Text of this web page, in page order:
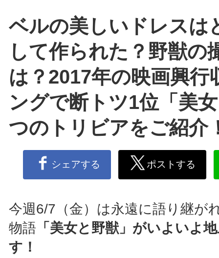
ベルの美しいドレスは
して作られた？野獣の
は？2017年の映画興行
ングで断トツ1位「美
つのトリビアをご紹介
シェアする ポストする
今週6/7（金）は永遠に語り継が
物語 「美女と野獣」がいよいよ
す！